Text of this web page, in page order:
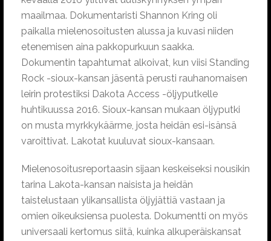
maailmaa. Dokumentaristi Shannon Kring oli
paikalla mielenosoitusten alussa ja kuvasi niiden
etenemisen aina pakkopurkuun saakka.
Dokumentin tapahtumat alkoivat, kun viisi Standing
Rock -sioux-kansan jäsentä perusti rauhanomaisen
leirin protestiksi Dakota Access -öljyputkelle
huhtikuussa 2016. Sioux-kansan mukaan öljyputki
on musta myrkkykäärme, josta heidän esi-isänsä
varoittivat. Lakotat kuuluvat sioux-kansaan.
Mielenosoitusreportaasin sijaan keskeiseksi nousikin
tarina Lakota-kansan naisista ja heidän
taistelustaan ylikansallista öljyjättiä vastaan ja
omien oikeuksiensa puolesta. Dokumentti on myös
universaali kertomus siitä, kuinka alkuperäiskansat